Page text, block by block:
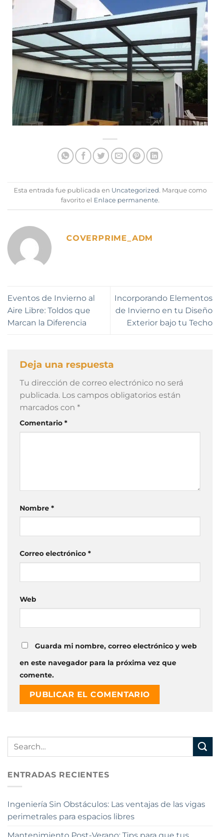
Esta entrada fue publicada en Uncategorized. Marque como
favorito el Enlace permanente.
COVERPRIME_ADM
Eventos de Invierno al
Aire Libre: Toldos que
Marcan la Diferencia
Incorporando Elementos
de Invierno en tu Diseño
Exterior bajo tu Techo
Deja una respuesta
Tu dirección de correo electrónico no será
publicada. Los campos obligatorios están
marcados con *
Comentario *
Nombre *
Correo electrónico *
Web
Guarda mi nombre, correo electrónico y web
en este navegador para la próxima vez que
comente.
ENTRADAS RECIENTES
Ingeniería Sin Obstáculos: Las ventajas de las vigas
perimetrales para espacios libres